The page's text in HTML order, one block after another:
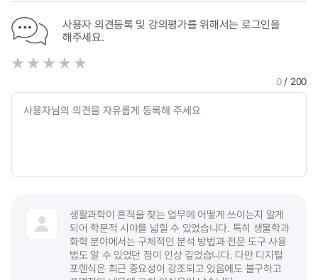
사용자 의견등록 및 강의평가를 위해서는 로그인을
해주세요.
0/ 200
생활과학이 흔적을 찾는 업무에 어떻게 쓰이는지 알게
되어 학문적 시야를 넓힐 수 있었습니다. 특히 생물학과
화학 분야에서는 구체적인 분석 방법과 전문 도구 사용
법도 알 수 있었던 점이 인상 깊었습니다. 다만 디지털
포렌식은 최근 중요성이 강조되고 있음에도 불구하고